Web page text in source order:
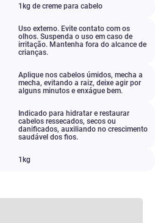
1kg de creme para cabelo
Uso externo. Evite contato com os
olhos. Suspenda o uso em caso de
irritação. Mantenha fora do alcance de
crianças.
Aplique nos cabelos úmidos, mecha a
mecha, evitando a raiz, deixe agir por
alguns minutos e enxágue bem.
Indicado para hidratar e restaurar
cabelos ressecados, secos ou
danificados, auxiliando no crescimento
saudável dos fios.
1kg